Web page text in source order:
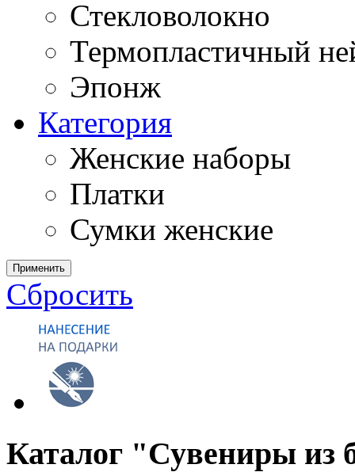
Стекловолокно
Термопластичный
Эпонж
Категория
Женские наборы
Платки
Сумки женские
Применить
Сбросить
Каталог "Сувениры из